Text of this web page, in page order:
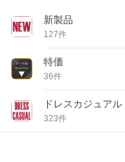
新製品
127件
特価
36件
ドレスカジュアル
323件